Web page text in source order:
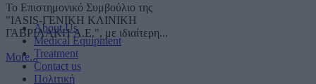
Το Επιστημονικό Συμβούλιο της
"IASIS-ΓΕΝΙΚΗ ΚΛΙΝΙΚΗ
ΓΑΒΡΙΛΑΚΗ A.E.", με ιδιαίτερη...
More...
About Us
Medical Equipment
Treatment
Contact us
Πολιτική